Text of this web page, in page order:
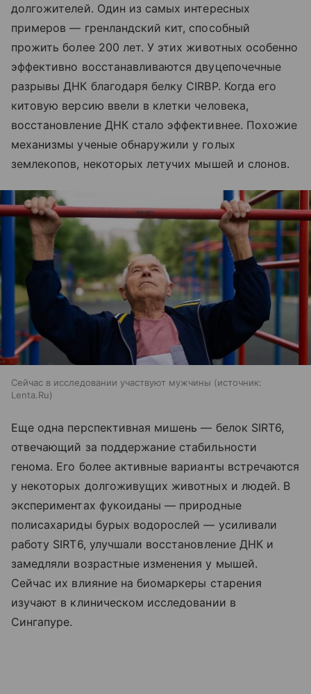
долгожителей. Один из самых интересных
примеров — гренландский кит, способный
прожить более 200 лет. У этих животных особенно
эффективно восстанавливаются двуцепочечные
разрывы ДНК благодаря белку CIRBP. Когда его
китовую версию ввели в клетки человека,
восстановление ДНК стало эффективнее. Похожие
механизмы ученые обнаружили у голых
землекопов, некоторых летучих мышей и слонов.
Сейчас в исследовании участвуют мужчины
источник:
Lenta.Ru
Еще одна перспективная мишень — белок SIRT6,
отвечающий за поддержание стабильности
генома. Его более активные варианты встречаются
у некоторых долгоживущих животных и людей. В
экспериментах фукоиданы — природные
полисахариды бурых водорослей — усиливали
работу SIRT6, улучшали восстановление ДНК и
замедляли возрастные изменения у мышей.
Сейчас их влияние на биомаркеры старения
изучают в клиническом исследовании в
Сингапуре.